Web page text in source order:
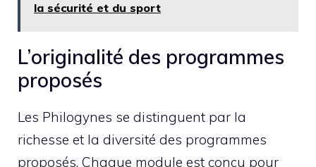
la sécurité et du sport
L’originalité des programmes
proposés
Les Philogynes se distinguent par la
richesse et la diversité des programmes
proposés. Chaque module est conçu pour